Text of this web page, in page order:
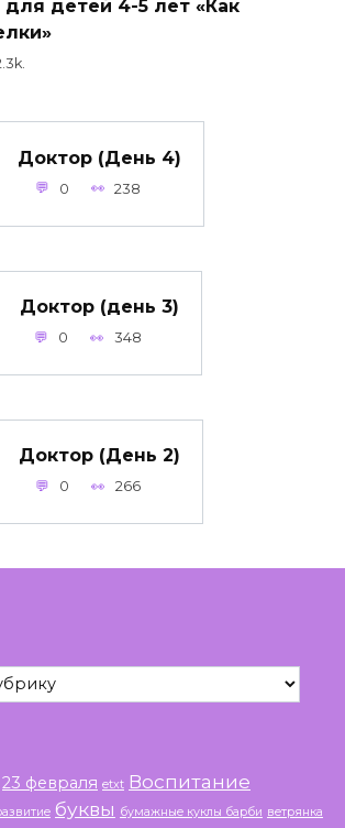
детей 4-5 лет «Как
Доктор (День 4)
0 238
Доктор (день 3)
0 348
Доктор (День 2)
0 266
23 февраля etxt Воспитание
буквы бумажные куклы барби ветрянка